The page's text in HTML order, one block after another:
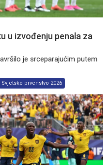
u izvođenju penala za
je srceparajućim putem
Svjetsko prvenstvo 2026